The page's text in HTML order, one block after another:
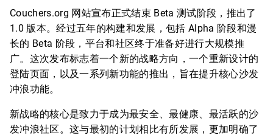
Couchers.org 网站宣布正式结束 Beta 测试阶段，推出了
1.0 版本。经过五年的构建和发展，包括 Alpha 阶段和漫
长的 Beta 阶段，平台和社区终于准备好进行大规模推
广。这次发布标志着一个新的战略方向，一个重新设计的
登陆页面，以及一系列新功能的推出，旨在提升核心沙发
冲浪功能。
新战略的核心是致力于成为最安全、最健康、最活跃的沙
发冲浪社区。这与最初的计划相比有所发展，更加明确了